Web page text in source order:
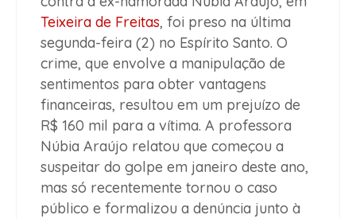
Teixeira de Freitas, foi preso na última
segunda-feira (2) no Espírito Santo. O
crime, que envolve a manipulação de
sentimentos para obter vantagens
financeiras, resultou em um prejuízo de
R$ 160 mil para a vítima. A professora
Núbia Araújo relatou que começou a
suspeitar do golpe em janeiro deste ano,
mas só recentemente tornou o caso
público e formalizou a denúncia junto à